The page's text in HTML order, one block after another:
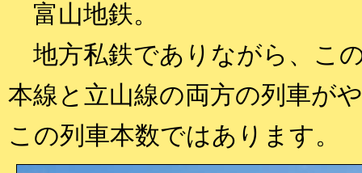
富山地鉄。
地方私鉄でありながら、こ
本線と立山線の両方の列車が
この列車本数ではあります。